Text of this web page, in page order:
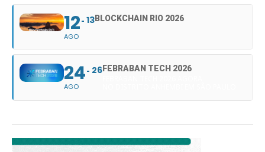
12
AGO
13BLOCKCHAIN RIO 2026
24
AGO
26FEBRABAN TECH 2026